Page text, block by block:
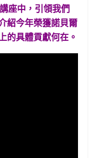
座中，引領我們
紹今年榮獲諾貝爾
的具體貢獻何在。